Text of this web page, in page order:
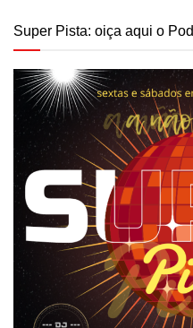
Super Pista: oiça aqui o